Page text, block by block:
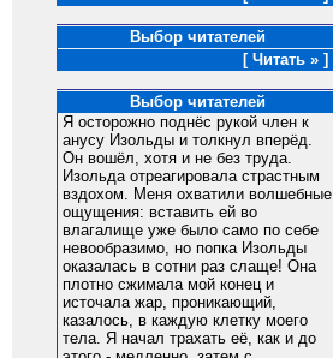
Выбор читателей
[ Читать » ]
Выбор читателей
Я осторожно поднёс рукой член к
анусу Изольды и толкнул вперёд.
Он вошёл, хотя и не без труда.
Изольда отреагировала страстным
вздохом. Меня охватили волшебные
ощущения: вставить ей во
влагалище уже было само по себе
невообразимо, но попка Изольды
оказалась в сотни раз слаще! Она
плотно сжимала мой конец и
источала жар, проникающий,
казалось, в каждую клетку моего
тела. Я начал трахать её, как и до